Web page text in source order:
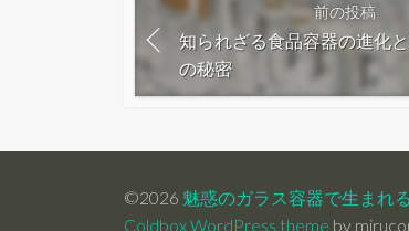
前の投稿
知られざる食品容器の進化
の秘密
©2026 魅惑のガラス容器で生まれ
Coldbox WordPress theme by